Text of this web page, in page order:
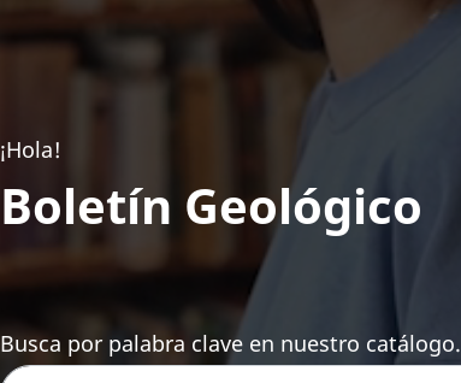
¡Hola!
Boletín Geológico
Busca por palabra clave en nuestro catálogo.